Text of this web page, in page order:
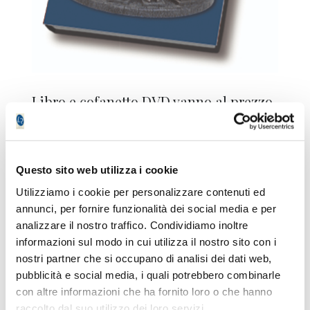
Questo sito web utilizza i cookie
Utilizziamo i cookie per personalizzare contenuti ed
annunci, per fornire funzionalità dei social media e per
analizzare il nostro traffico. Condividiamo inoltre
informazioni sul modo in cui utilizza il nostro sito con i
nostri partner che si occupano di analisi dei dati web,
pubblicità e social media, i quali potrebbero combinarle
con altre informazioni che ha fornito loro o che hanno
Libro e cofanetto DVD vanno al prezzo
comprate il libro dei cavalieri vi
SE SEI GIA' ABBONATO LOMBARD
per approfittare della promozione
valida fino al 31 agosto ore 24.00 e
riservata a chi è già abbonato a
LombardReport.com CLICCA QUI >>
SE NON SEI ABBONATO A
LOMBARDREPORT.COM E